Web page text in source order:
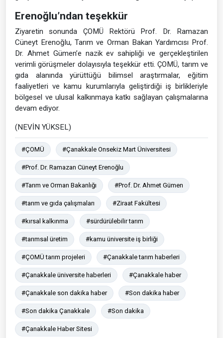
Erenoğlu’ndan teşekkür
Ziyaretin sonunda ÇOMÜ Rektörü Prof. Dr. Ramazan
Cüneyt Erenoğlu, Tarım ve Orman Bakan Yardımcısı Prof.
Dr. Ahmet Gümen’e nazik ev sahipliği ve gerçekleştirilen
verimli görüşmeler dolayısıyla teşekkür etti. ÇOMÜ, tarım ve
gıda alanında yürüttüğü bilimsel araştırmalar, eğitim
faaliyetleri ve kamu kurumlarıyla geliştirdiği iş birlikleriyle
bölgesel ve ulusal kalkınmaya katkı sağlayan çalışmalarına
devam ediyor.
(NEVİN YÜKSEL)
#ÇOMÜ #Çanakkale Onsekiz Mart Üniversitesi
#Prof. Dr. Ramazan Cüneyt Erenoğlu
#Tarım ve Orman Bakanlığı #Prof. Dr. Ahmet Gümen
#tarım ve gıda çalışmaları #Ziraat Fakültesi
#kırsal kalkınma #sürdürülebilir tarım
#tarımsal üretim #kamu üniversite iş birliği
#ÇOMÜ tarım projeleri #Çanakkale tarım haberleri
#Çanakkale üniversite haberleri #Çanakkale haber
#Çanakkale son dakika haber #Son dakika haber
#Son dakika Çanakkale #Son dakika
#Çanakkale Haber Sitesi